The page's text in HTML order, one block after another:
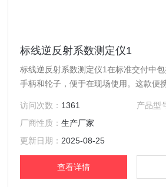
标线逆反射系数测定仪1
标线逆反射系数测定仪1在标准交付中
手柄和轮子，便于在现场使用。这款便
能见度(Qd)的测定，以及环境温度(°C/
访问次数： 1361
产品型
厂商性质：生产厂家
更新日期： 2025-08-25
查看详情